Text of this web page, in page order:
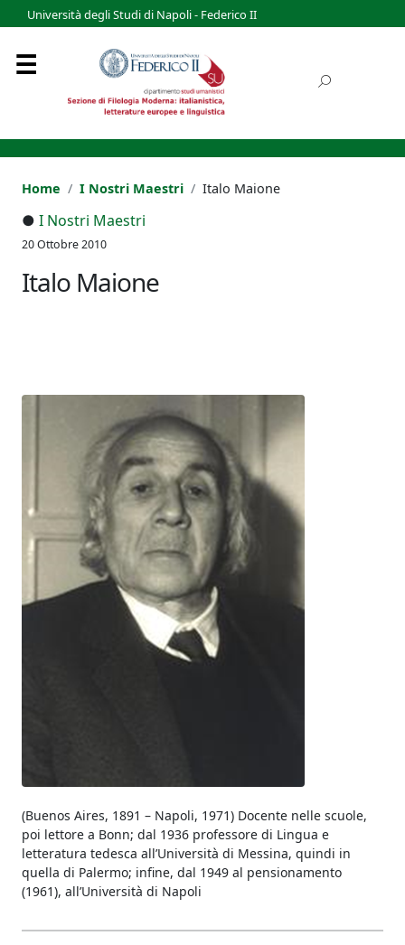
Università degli Studi di Napoli - Federico II
Home I Nostri Maestri Italo Maione
● I Nostri Maestri
20 Ottobre 2010
Italo Maione
(Buenos Aires, 1891 – Napoli, 1971) Docente nelle scuole,
poi lettore a Bonn; dal 1936 professore di Lingua e
letteratura tedesca all’Università di Messina, quindi in
quella di Palermo; infine, dal 1949 al pensionamento
(1961), all’Università di Napoli